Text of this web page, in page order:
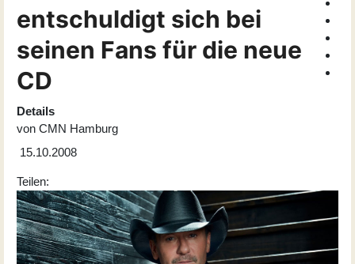
entschuldigt sich bei
seinen Fans für die neue
CD
Details
von CMN Hamburg
15.10.2008
Teilen: